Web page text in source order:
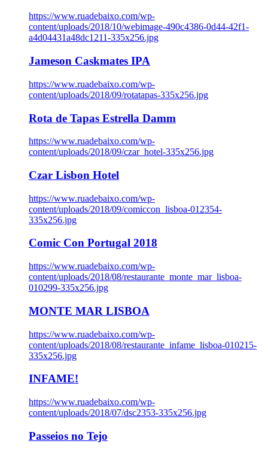
https://www.ruadebaixo.com/wp-
content/uploads/2018/10/webimage-490c4386-0d44-42f1-
a4d04431a48dc1211-335x256.jpg
Jameson Caskmates IPA
https://www.ruadebaixo.com/wp-
content/uploads/2018/09/rotatapas-335x256.jpg
Rota de Tapas Estrella Damm
https://www.ruadebaixo.com/wp-
content/uploads/2018/09/czar_hotel-335x256.jpg
Czar Lisbon Hotel
https://www.ruadebaixo.com/wp-
content/uploads/2018/09/comiccon_lisboa-012354-
335x256.jpg
Comic Con Portugal 2018
https://www.ruadebaixo.com/wp-
content/uploads/2018/08/restaurante_monte_mar_lisboa-
010299-335x256.jpg
MONTE MAR LISBOA
https://www.ruadebaixo.com/wp-
content/uploads/2018/08/restaurante_infame_lisboa-010215-
335x256.jpg
INFAME!
https://www.ruadebaixo.com/wp-
content/uploads/2018/07/dsc2353-335x256.jpg
Passeios no Tejo